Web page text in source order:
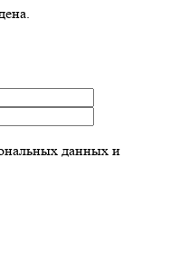
данных и